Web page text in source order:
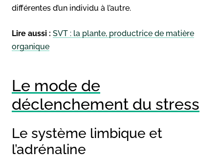
différentes d’un individu à l’autre.
Lire aussi : SVT : la plante, productrice de matière
organique
Le mode de
déclenchement du stress
Le système limbique et
l’adrénaline